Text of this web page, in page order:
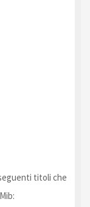
titoli che